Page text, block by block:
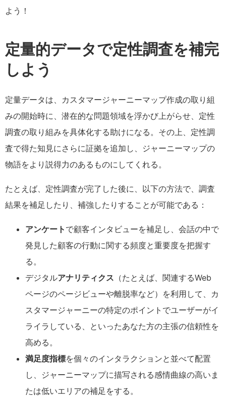
よう！
定量的データで定性調査を補完
しよう
定量データは、カスタマージャーニーマップ作成の取り組
みの開始時に、潜在的な問題領域を浮かび上がらせ、定性
調査の取り組みを具体化する助けになる。その上、定性調
査で得た知見にさらに証拠を追加し、ジャーニーマップの
物語をより説得力のあるものにしてくれる。
たとえば、定性調査が完了した後に、以下の方法で、調査
結果を補足したり、補強したりすることが可能である：
アンケート で顧客インタビューを補足し、会話の中で
発見した顧客の行動に関する頻度と重要度を把握す
る。
デジタルアナリティクス （たとえば、関連するWeb
ページのページビューや離脱率など）を利用して、カ
スタマージャーニーの特定のポイントでユーザーがイ
ライラしている、といったあなた方の主張の信頼性を
高める。
満足度指標を個々のインタラクションと並べて配置
し、ジャーニーマップに描写される感情曲線の高いま
たは低いエリアの補足をする。